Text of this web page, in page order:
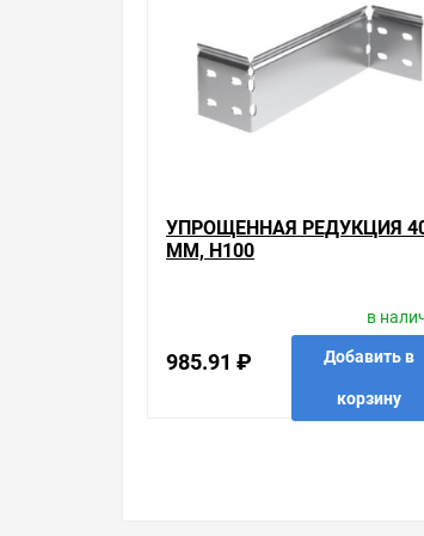
Свяжитесь с нами любым
УПРОЩЕННАЯ РЕДУКЦИЯ
ММ, H100
985.91 ₽
в
Добавить в
корзину